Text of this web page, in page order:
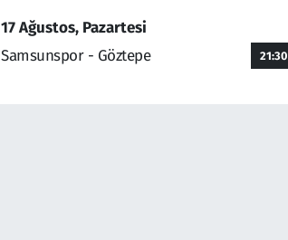
17 Ağustos, Pazartesi
Samsunspor - Göztepe
21:30